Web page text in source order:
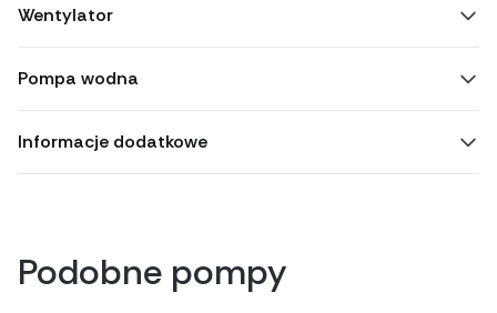
Wentylator
Pompa wodna
Informacje dodatkowe
Podobne pompy